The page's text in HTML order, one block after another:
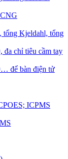
tổng Kjeldahl, tổng
chỉ tiêu cầm tay
để bàn điện tử
ICPMS